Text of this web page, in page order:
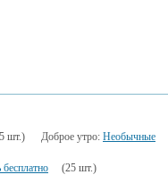
шт.) Доброе утро: Необычные
(25 шт.)